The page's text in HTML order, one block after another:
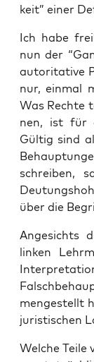
keit” einer
Ich habe
nun der
auto­ri­ta­ti­ve
nur, ein­mal
Was Rech­te
nen, ist für
Gül­tig sind
schrei­ben,
über die
Ange­sichts
lin­ken
men­ge­stellt
juris­ti­schen
Wel­che Tei­le